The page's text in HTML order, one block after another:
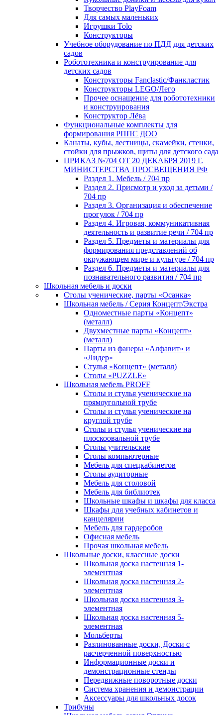
Творчество PlayFoam
Для самых маленьких
Игрушки Tolo
Конструкторы
Учебное оборудование по ПДД для детских
садов
Робототехника и конструирование для
детских садов
Конструкторы Fanclastic/Фанкластик
Конструкторы LEGO/Лего
Прочее оснащение для робототехники
и конструирования
Конструктор Лёва
Функциональные комплекты для
формирования РППС ДОО
Канаты, кубы, лестницы, скамейки, стенки,
стойки для прыжков, щиты для детского сада
ПРИКАЗ №704 ОТ 20 ДЕКАБРЯ 2019 Г.
МИНИСТЕРСТВА ПРОСВЕЩЕНИЯ РФ
Раздел 1. Мебель / 704 пр
Раздел 2. Присмотр и уход за детьми /
704 пр
Раздел 3. Организация и обеспечение
прогулок / 704 пр
Раздел 4. Игровая, коммуникативная
деятельность и развитие речи / 704 пр
Раздел 5. Предметы и материалы для
формирования представлений об
окружающем мире и культуре / 704 пр
Раздел 6. Предметы и материалы для
познавательного развития / 704 пр
Школьная мебель и доски
Столы ученические, парты «Осанка»
Школьная мебель / Серия Концепт/Экстра
Одноместные парты «Концепт»
(металл)
Двухместные парты «Концепт»
(металл)
Парты из фанеры «Алфавит» и
«Лидер»
Стулья «Концепт» (металл)
Столы «PUZZLE»
Школьная мебель PROFF
Столы и стулья ученические на
прямоугольной трубе
Столы и стулья ученические на
круглой трубе
Столы и стулья ученические на
плоскоовальной трубе
Столы учительские
Столы компьютерные
Мебель для спецкабинетов
Столы аудиторные
Мебель для столовой
Мебель для библиотек
Школьные шкафы и шкафы для класса
Шкафы для учебных кабинетов и
канцелярии
Мебель для гардеробов
Офисная мебель
Прочая школьная мебель
Школьные доски, классные доски
Школьная доска настенная 1-
элементная
Школьная доска настенная 2-
элементная
Школьная доска настенная 3-
элементная
Школьная доска настенная 5-
элементная
Мольберты
Разлинованные доски, Доски с
расчерченной поверхностью
Информационные доски и
демонстрационные стенды
Передвижные поворотные доски
Система хранения и демонстрации
Аксессуары для школьных досок
Трибуны